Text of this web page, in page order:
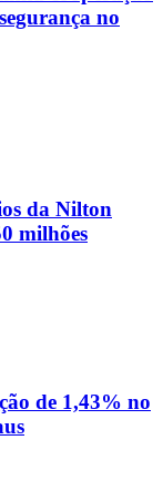
no
da Nilton
milhões
de 1,43% no